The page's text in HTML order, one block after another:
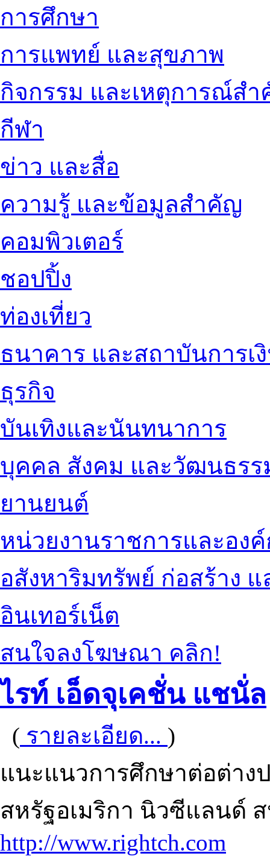
การศึกษา
การแพทย์ และสุขภาพ
กิจกรรม และเหตุการณ์ส
กีฬา
ข่าว และสื่อ
ความรู้ และข้อมูลสำคัญ
คอมพิวเตอร์
ชอปปิ้ง
ท่องเที่ยว
ธนาคาร และสถาบันการเ
ธุรกิจ
บันเทิงและนันทนาการ
บุคคล สังคม และวัฒนธรร
ยานยนต์
หน่วยงานราชการและอง
อสังหาริมทรัพย์ ก่อสร้าง
อินเทอร์เน็ต
สนใจลงโฆษณา คลิก!
ไรท์ เอ็ดจุเคชั่น แชนั่ล
( รายละเอียด... )
แนะแนวการศึกษาต่อต่างป
สหรัฐอเมริกา นิวซีแลนด์
http://www.rightch.com